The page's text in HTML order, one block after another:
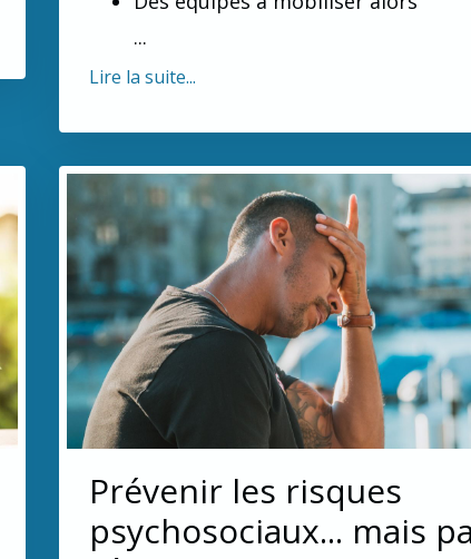
...
Lire la suite...
Prévenir les risques
psychosociaux... mais